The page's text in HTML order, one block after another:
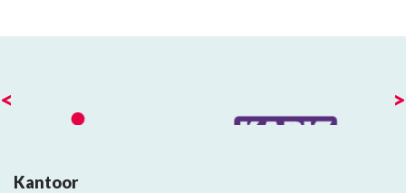
< >
Kantoor